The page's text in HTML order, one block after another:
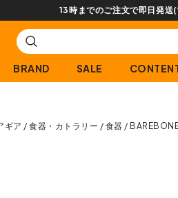
13時までのご注文で即日発送
BRAND SALE
ギア 食器・カトラリー 食器